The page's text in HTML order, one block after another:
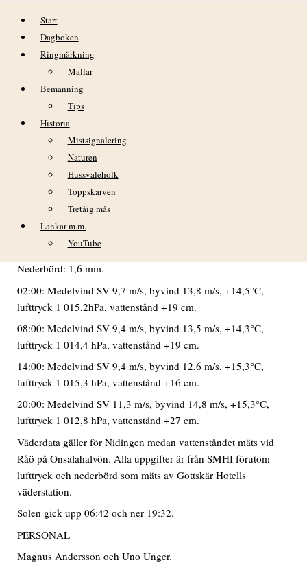
Hoppa till innehåll
Start
Dagboken
Ringmärkning
Mallar
Bemanning
Tips
Historia
Mistsignalering
Naturen
Hussvaleholk
Toppskarven
Tretåig mås
Länkar m.m.
YouTube
DAGBOK NIDINGENS FÅGELSTATION
– FREDAG 14 SEPTEMBER 2018
VÄDER
Mulet hela dagen. Från 11:30-tiden och fram till midnatt lätt
regn till och från.
Min temp +14,2°C kl. 05. Max temp +16,1°C kl. 17.
Nederbörd: 1,6 mm.
02:00: Medelvind SV 9,7 m/s, byvind 13,8 m/s, +14,5°C,
lufttryck 1 015,2hPa, vattenstånd +19 cm.
08:00: Medelvind SV 9,4 m/s, byvind 13,5 m/s, +14,3°C,
lufttryck 1 014,4 hPa, vattenstånd +19 cm.
14:00: Medelvind SV 9,4 m/s, byvind 12,6 m/s, +15,3°C,
lufttryck 1 015,3 hPa, vattenstånd +16 cm.
20:00: Medelvind SV 11,3 m/s, byvind 14,8 m/s, +15,3°C,
lufttryck 1 012,8 hPa, vattenstånd +27 cm.
Väderdata gäller för Nidingen medan vattenståndet mäts vid
Råö på Onsalahalvön. Alla uppgifter är från SMHI förutom
lufttryck och nederbörd som mäts av Gottskär Hotells
väderstation.
Solen gick upp 06:42 och ner 19:32.
PERSONAL
Magnus Andersson och Uno Unger.